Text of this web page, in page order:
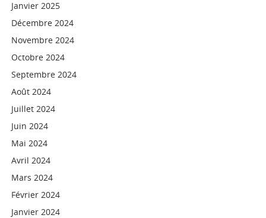
Janvier 2025
Décembre 2024
Novembre 2024
Octobre 2024
Septembre 2024
Août 2024
Juillet 2024
Juin 2024
Mai 2024
Avril 2024
Mars 2024
Février 2024
Janvier 2024